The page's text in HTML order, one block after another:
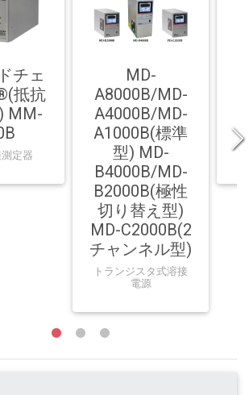
チェ
抵抗
MM-
定器
MD-
A8000B/MD-
A4000B/MD-
A1000B(標準
型) MD-
B4000B/MD-
B2000B(極性
切り替え型)
MD-C2000B(2
チャンネル型)
トランジスタ式溶接
電源